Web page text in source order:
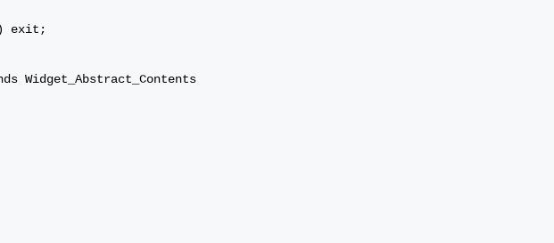
exit;
Widget_Abstract_Contents